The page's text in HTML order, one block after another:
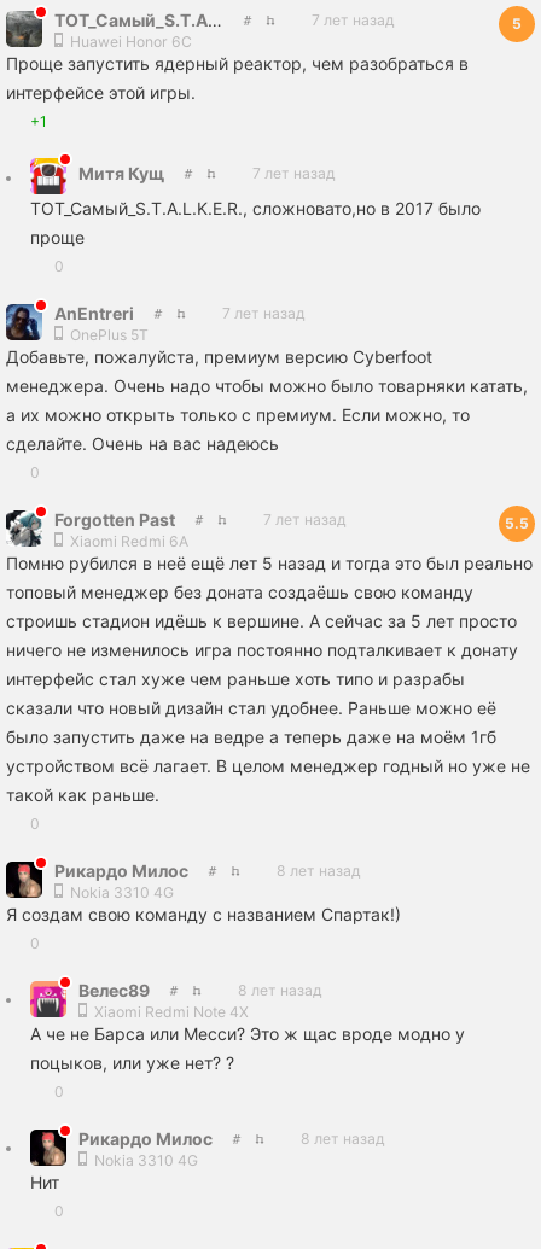
ТОТ_Самый_S.T.A.L.K.E.R.
7 лет назад
Huawei Honor 6C
5
Проще запустить ядерный реактор, чем разобраться в
интерфейсе этой игры.
+1
Митя Кущ 7 лет назад
ТОТ_Самый_S.T.A.L.K.E.R., сложновато,но в 2017 было
проще
0
AnEntreri
7 лет назад
OnePlus 5T
Добавьте, пожалуйста, премиум версию Cyberfoot
менеджера. Очень надо чтобы можно было товарняки катать,
а их можно открыть только с премиум. Если можно, то
сделайте. Очень на вас надеюсь
0
Forgotten Past
7 лет назад
Xiaomi Redmi 6A
5.5
Помню рубился в неё ещё лет 5 назад и тогда это был реально
топовый менеджер без доната создаёшь свою команду
строишь стадион идёшь к вершине. А сейчас за 5 лет просто
ничего не изменилось игра постоянно подталкивает к донату
интерфейс стал хуже чем раньше хоть типо и разрабы
сказали что новый дизайн стал удобнее. Раньше можно её
было запустить даже на ведре а теперь даже на моём 1гб
устройством всё лагает. В целом менеджер годный но уже не
такой как раньше.
0
Рикардо Милос
8 лет назад
Nokia 3310 4G
Я создам свою команду с названием Спартак!)
0
Велес89
8 лет назад
Xiaomi Redmi Note 4X
А че не Барса или Месси? Это ж щас вроде модно у
поцыков, или уже нет? ?
0
Рикардо Милос
8 лет назад
Nokia 3310 4G
Нит
0